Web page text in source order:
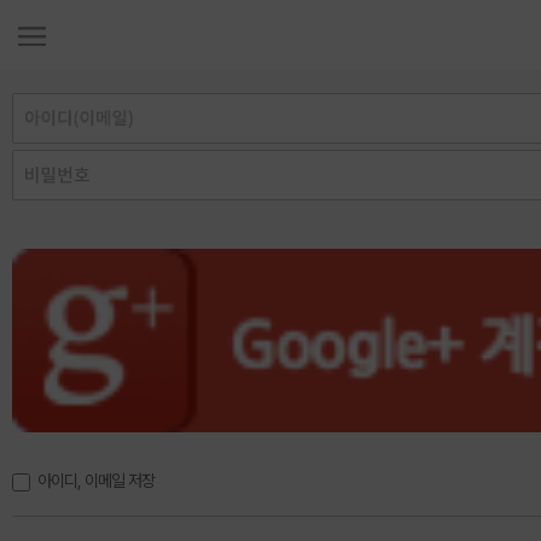
아이디, 이메일 저장